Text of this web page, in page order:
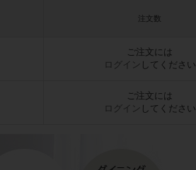
注文数
ご注文には
ログイン してください
ご注文には
ログイン してください